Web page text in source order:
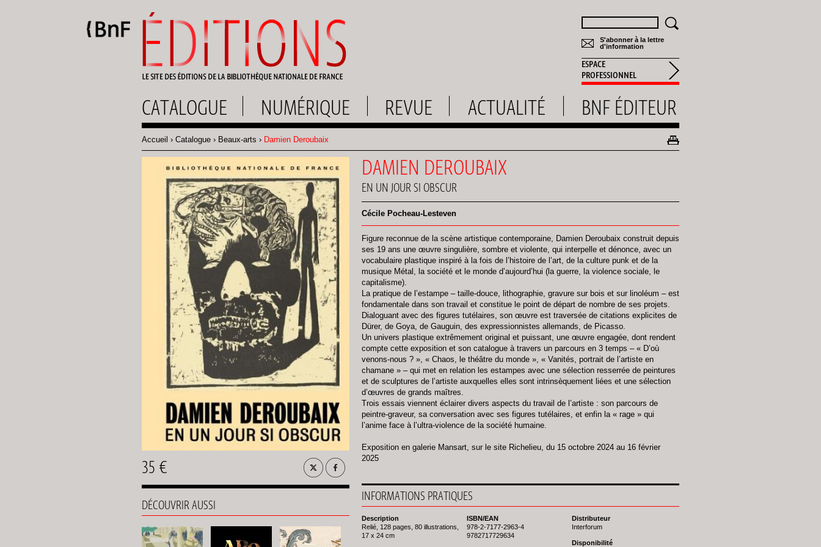
S'abonner à la lettre
d'information
ESPACE
PROFESSIONNEL
CATALOGUE NUMÉRIQUE REVUE ACTUALITÉ BNF ÉDITEUR
Fil
d'Ariane
Accueil Catalogue Beaux-arts Damien Deroubaix
35 €
DÉCOUVRIR AUSSI
DAMIEN DEROUBAIX
EN UN JOUR SI OBSCUR
Cécile Pocheau-Lesteven
Figure reconnue de la scène artistique contemporaine, Damien Deroubaix construit depuis
ses 19 ans une œuvre singulière, sombre et violente, qui interpelle et dénonce, avec un
vocabulaire plastique inspiré à la fois de l’histoire de l’art, de la culture punk et de la
musique Métal, la société et le monde d’aujourd’hui (la guerre, la violence sociale, le
capitalisme).
La pratique de l’estampe – taille-douce, lithographie, gravure sur bois et sur linoléum – est
fondamentale dans son travail et constitue le point de départ de nombre de ses projets.
Dialoguant avec des figures tutélaires, son œuvre est traversée de citations explicites de
Dürer, de Goya, de Gauguin, des expressionnistes allemands, de Picasso.
Un univers plastique extrêmement original et puissant, une œuvre engagée, dont rendent
compte cette exposition et son catalogue à travers un parcours en 3 temps – « D’où
venons-nous ? », « Chaos, le théâtre du monde », « Vanités, portrait de l’artiste en
chamane » – qui met en relation les estampes avec une sélection resserrée de peintures
et de sculptures de l’artiste auxquelles elles sont intrinsèquement liées et une sélection
d’œuvres de grands maîtres.
Trois essais viennent éclairer divers aspects du travail de l’artiste : son parcours de
peintre-graveur, sa conversation avec ses figures tutélaires, et enfin la « rage » qui
l’anime face à l’ultra-violence de la société humaine.
Exposition en galerie Mansart, sur le site Richelieu, du 15 octobre 2024 au 16 février
2025
INFORMATIONS PRATIQUES
Description
Relié, 128 pages, 80 illustrations,
17 x 24 cm
ISBN/EAN
978-2-7177-2963-4
9782717729634
Distributeur
Interforum
Disponibilité